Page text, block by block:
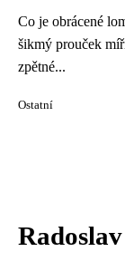
Co je obrácené
šikmý prouček
zpětné...
Ostatní